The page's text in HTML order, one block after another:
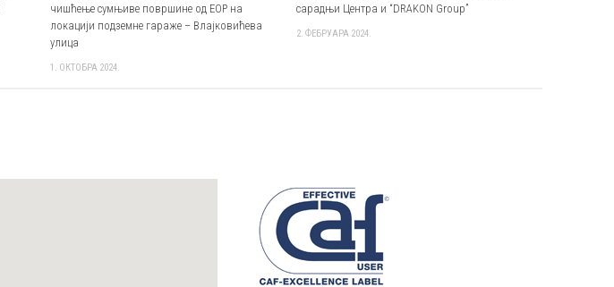
чишћење сумњиве површине од ЕОР на
локацији подземне гараже – Влајковићева
улица
1. ОКТОБРА 2024.
сарадњи Центра и “DRAKON Group”
2. ФЕБРУАРА 2024.